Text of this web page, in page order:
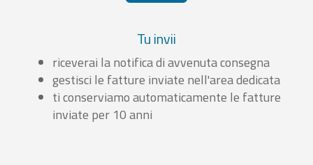
Tu invii
riceverai la notifica di avvenuta consegna
gestisci le fatture inviate nell'area dedicata
ti conserviamo automaticamente le fatture
inviate per 10 anni